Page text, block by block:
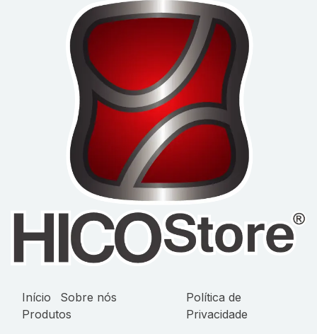
Início
Sobre nós
Produtos
Política de
Privacidade